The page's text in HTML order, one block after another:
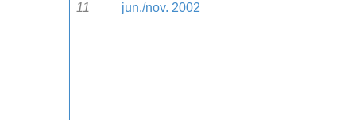
11
jun./nov. 2002